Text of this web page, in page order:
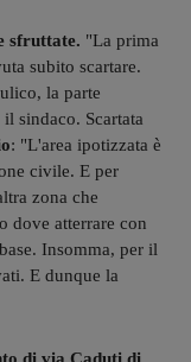
sfruttate. "La prima
subito scartare.
la parte
sindaco. Scartata
: "L'area ipotizzata è
civile. E per
zona che
dove atterrare con
Insomma, per il
E dunque la